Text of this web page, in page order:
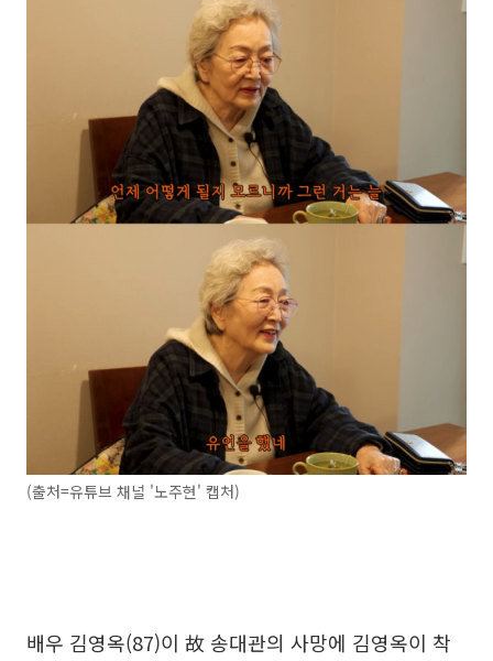
(출처=유튜브 채널 '노주현' 캡처)
배우 김영옥(87)이 故 송대관의 사망에 김영옥이 착